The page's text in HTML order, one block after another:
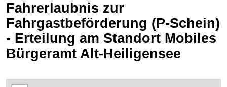
Fahrerlaubnis zur
Fahrgastbeförderung (P-Schein)
- Erteilung am Standort Mobiles
Bürgeramt Alt-Heiligensee